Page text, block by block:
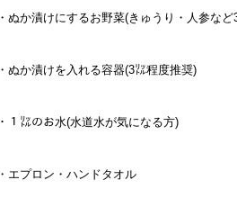
・ぬか漬けにするお野菜(きゅうり・人参な
・ぬか漬けを入れる容器(3㍑程度推奨)
・１㍑のお水(水道水が気になる方)
・エプロン・ハンドタオル